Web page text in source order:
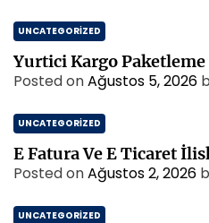
UNCATEGORIZED
Yurtici Kargo
Posted onAğustos 5, 2026
UNCATEGORIZED
E Fatura Ve E Ticaret
Posted onAğustos 2, 2026
UNCATEGORIZED